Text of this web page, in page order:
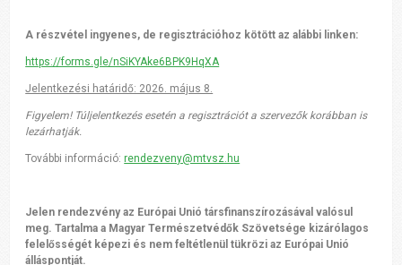
A részvétel ingyenes, de regisztrációhoz kötött az alábbi linken:
https://forms.gle/nSiKYAke6BPK9HqXA
Jelentkezési határidő: 2026. május 8.
Figyelem! Túljelentkezés esetén a regisztrációt a szervezők korábban is
lezárhatják.
További információ:rendezveny@mtvsz.hu
Jelen rendezvény az Európai Unió társfinanszírozásával valósul
meg. Tartalma a Magyar Természetvédők Szövetsége kizárólagos
felelősségét képezi és nem feltétlenül tükrözi az Európai Unió
álláspontját.